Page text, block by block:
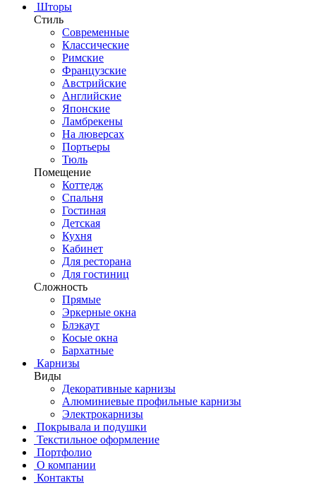
Шторы
Стиль
Современные
Классические
Римские
Французские
Австрийские
Английские
Японские
Ламбрекены
На люверсах
Портьеры
Тюль
Помещение
Коттедж
Спальня
Гостиная
Детская
Кухня
Кабинет
Для ресторана
Для гостиниц
Сложность
Прямые
Эркерные окна
Блэкаут
Косые окна
Бархатные
Карнизы
Виды
Декоративные карнизы
Алюминиевые профильные карнизы
Электрокарнизы
Покрывала и подушки
Текстильное оформление
Портфолио
О компании
Контакты